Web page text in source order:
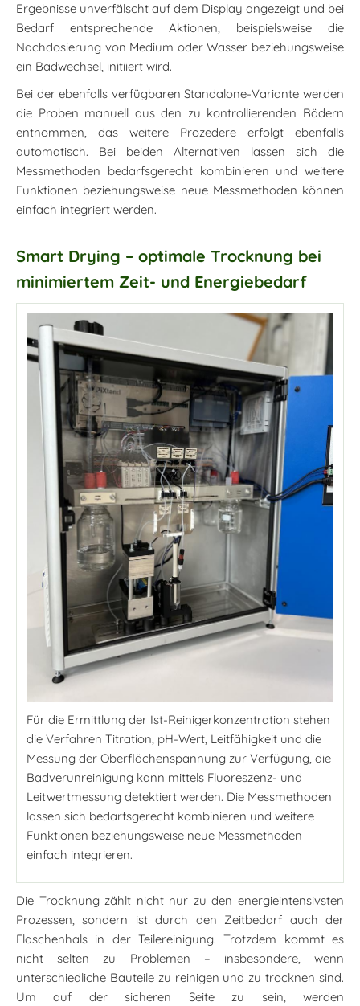
Ergebnisse unverfälscht auf dem Display angezeigt und bei
Bedarf entsprechende Aktionen, beispielsweise die
Nachdosierung von Medium oder Wasser beziehungsweise
ein Badwechsel, initiiert wird.
Bei der ebenfalls verfügbaren Standalone-Variante werden
die Proben manuell aus den zu kontrollierenden Bädern
entnommen, das weitere Prozedere erfolgt ebenfalls
automatisch. Bei beiden Alternativen lassen sich die
Messmethoden bedarfsgerecht kombinieren und weitere
Funktionen beziehungsweise neue Messmethoden können
einfach integriert werden.
Smart Drying – optimale Trocknung bei
minimiertem Zeit- und Energiebedarf
Für die Ermittlung der Ist-Reinigerkonzentration stehen
die Verfahren Titration, pH-Wert, Leitfähigkeit und die
Messung der Oberflächenspannung zur Verfügung, die
Badverunreinigung kann mittels Fluoreszenz- und
Leitwertmessung detektiert werden. Die Messmethoden
lassen sich bedarfsgerecht kombinieren und weitere
Funktionen beziehungsweise neue Messmethoden
einfach integrieren.
Die Trocknung zählt nicht nur zu den energieintensivsten
Prozessen, sondern ist durch den Zeitbedarf auch der
Flaschenhals in der Teilereinigung. Trotzdem kommt es
nicht selten zu Problemen – insbesondere, wenn
unterschiedliche Bauteile zu reinigen und zu trocknen sind.
Um auf der sicheren Seite zu sein, werden